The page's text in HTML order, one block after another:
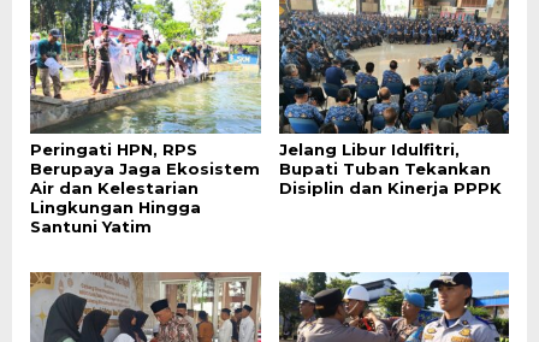
Peringati HPN, RPS
Berupaya Jaga Ekosistem
Air dan Kelestarian
Lingkungan Hingga
Santuni Yatim
Jelang Libur Idulfitri,
Bupati Tuban Tekankan
Disiplin dan Kinerja PPPK